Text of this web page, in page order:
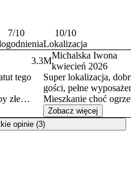
zmotoryzowani mogą
dostępnych przy ulicy,
strefą.
7/10
10/10
Lokalizacja
3.3
tego
złe
do
Już
M
Michalska Iwona
kwiecień 2026
Super lokalizacja,
gości, pełne
Mieszkanie choć
ale może kamienice
Zobacz więcej
opinie (3)